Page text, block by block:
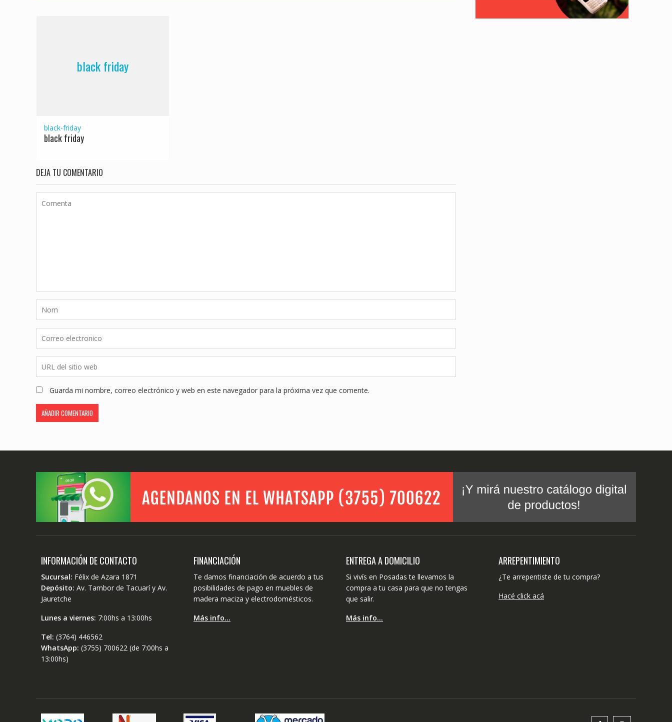
black friday
black-friday
black friday
DEJA TU COMENTARIO
Guarda mi nombre, correo electrónico y web en este navegador para la próxima vez que comente.
INFORMACIÓN DE CONTACTO
Sucursal: Félix de Azara 1871
Depósito: Av. Tambor de Tacuarí y Av.
Jauretche
Lunes a viernes: 7:00hs a 13:00hs
Tel: (3764) 446562
WhatsApp: (3755) 700622 (de 7:00hs a
13:00hs)
FINANCIACIÓN
Te damos financiación de acuerdo a tus
posibilidades de pago en muebles de
madera maciza y electrodomésticos.
Más info…
ENTREGA A DOMICILIO
Si vivís en Posadas te llevamos la
compra a tu casa para que no tengas
que salir.
Más info…
ARREPENTIMIENTO
¿Te arrepentiste de tu compra?
Hacé click acá